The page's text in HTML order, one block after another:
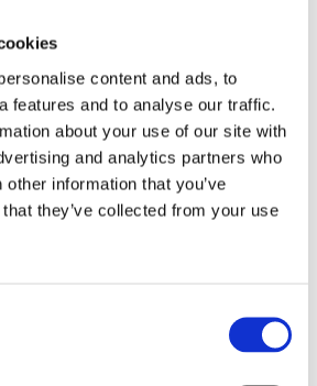
content and ads, to
features and to analyse our traffic.
about your use of our site with
and analytics partners who
information that you’ve
they’ve collected from your use
KÖP
WARN Atv Vinsch